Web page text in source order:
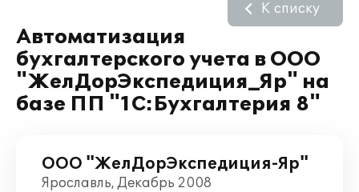
Автоматизация
бухгалтерского учета в ООО
"ЖелДорЭкспедиция_Яр" на
базе ПП "1С:Бухгалтерия 8"
К списку
ООО "ЖелДорЭкспедиция-Яр"
Ярославль, Декабрь 2008